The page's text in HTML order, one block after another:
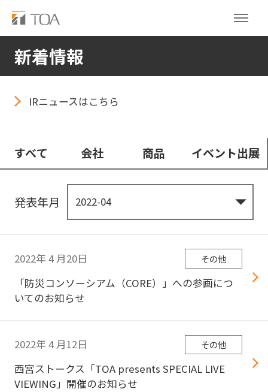
新着情報
IRニュースはこちら
すべて 会社 商品 イベント出展
発表年月
2022年 4月20日 その他
「防災コンソーシアム（CORE）」への参画につ
いてのお知らせ
2022年 4月12日 その他
西宮ストークス「TOA presents SPECIAL LIVE
VIEWING」開催のお知らせ